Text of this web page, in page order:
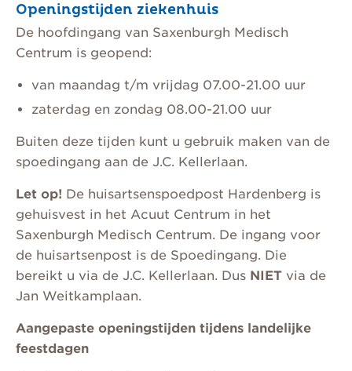
Openingstijden ziekenhuis
De hoofdingang van Saxenburgh Medisch
Centrum is geopend:
van maandag t/m vrijdag 07.00-21.00 uur
zaterdag en zondag 08.00-21.00 uur
Buiten deze tijden kunt u gebruik maken van de
spoedingang aan de J.C. Kellerlaan.
Let op! De huisartsenspoedpost Hardenberg is
gehuisvest in het Acuut Centrum in het
Saxenburgh Medisch Centrum. De ingang voor
de huisartsenpost is de Spoedingang. Die
bereikt u via de J.C. Kellerlaan. Dus NIET via de
Jan Weitkamplaan.
Aangepaste openingstijden tijdens landelijke
feestdagen